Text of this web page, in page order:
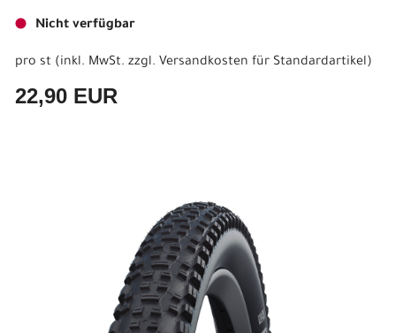
Nicht verfügbar
pro st (inkl. MwSt. zzgl. Versandkosten für Standardartikel)
22,90 EUR